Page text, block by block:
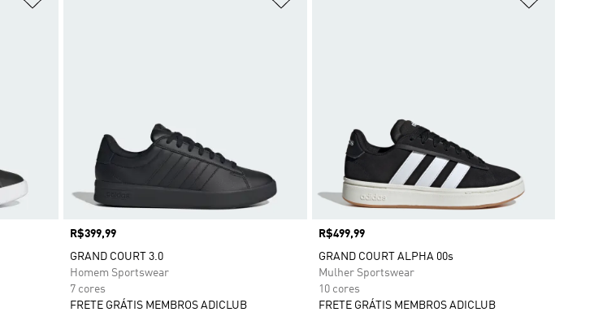
Preço
R$399,99
GRAND COURT 3.0
Homem Sportswear
7 cores
FRETE GRÁTIS MEMBROS ADICLUB
Preço
R$499,99
GRAND COURT ALPHA 00s
Mulher Sportswear
10 cores
FRETE GRÁTIS MEMBROS ADICLUB